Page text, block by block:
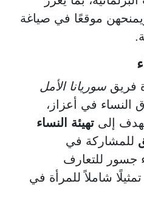
موقعًا في صياغة
فريق سوريانا الأمل
النساء في أعزاز،
إلى تهيئة النساء
للمشاركة في
جسور للتعارف
شاملاً للمرأة في